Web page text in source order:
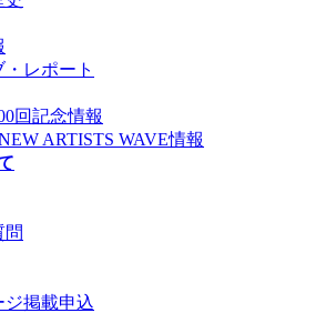
レポート
回記念情報
ARTISTS WAVE情報
問
ジ掲載申込